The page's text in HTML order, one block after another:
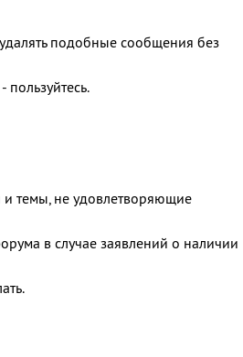
подобные сообщения без
и темы, не удовлетворяющие
в случае заявлений о наличии